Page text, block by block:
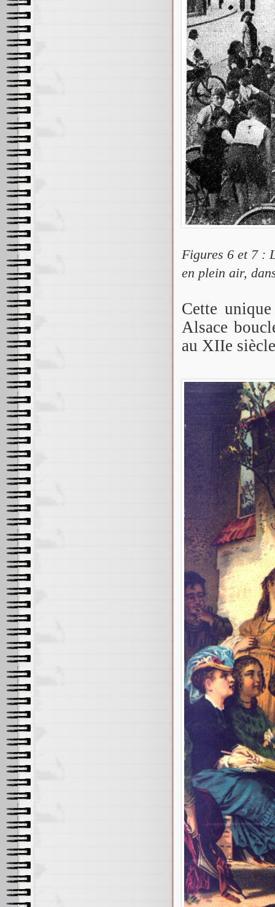
Figures 6 et 7 :
en plein air,
Cette
Alsace
au XIIe